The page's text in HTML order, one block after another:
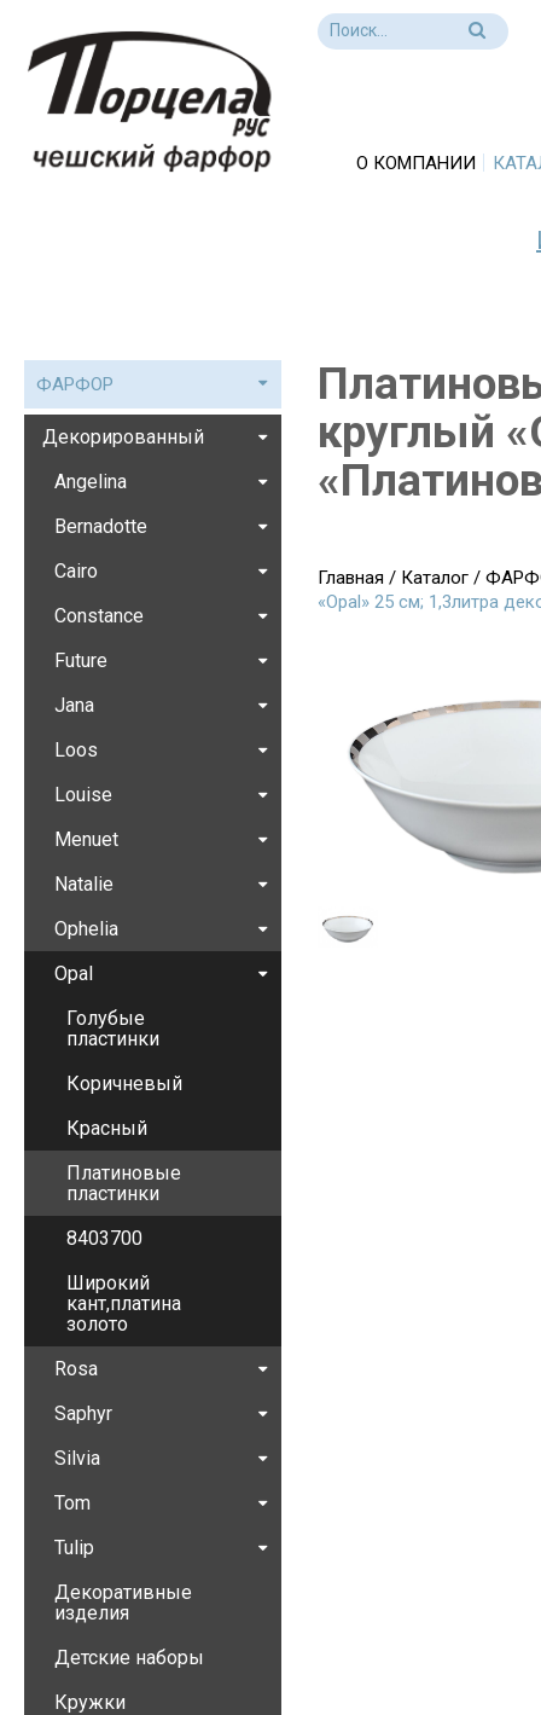
О КОМПАНИИ
круглый
Главная / Каталог/
«Opal» 25 см; 1,3литра
ФАРФОР
Декорированный
Angelina
Bernadotte
Cairo
Constance
Future
Jana
Loos
Louise
Menuet
Natalie
Ophelia
Opal
Голубые
пластинки
Коричневый
Красный
Платиновые
пластинки
8403700
Широкий
кант,платина
золото
Rosa
Saphyr
Silvia
Tom
Tulip
Декоративные
изделия
Детские наборы
Кружки